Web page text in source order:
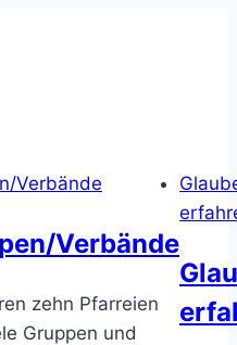
Verbände
Verbände
zehn Pfarreien
Gruppen und